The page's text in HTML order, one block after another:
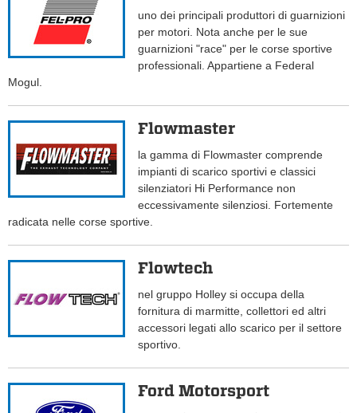
uno dei principali produttori di guarnizioni
per motori. Nota anche per le sue
guarnizioni "race" per le corse sportive
professionali. Appartiene a Federal
Mogul.
Flowmaster
la gamma di Flowmaster comprende
impianti di scarico sportivi e classici
silenziatori Hi Performance non
eccessivamente silenziosi. Fortemente
radicata nelle corse sportive.
Flowtech
nel gruppo Holley si occupa della
fornitura di marmitte, collettori ed altri
accessori legati allo scarico per il settore
sportivo.
Ford Motorsport